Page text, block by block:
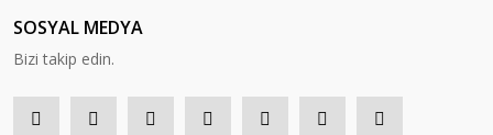
SOSYAL MEDYA
Bizi takip edin.